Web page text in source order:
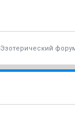
Эзотерический